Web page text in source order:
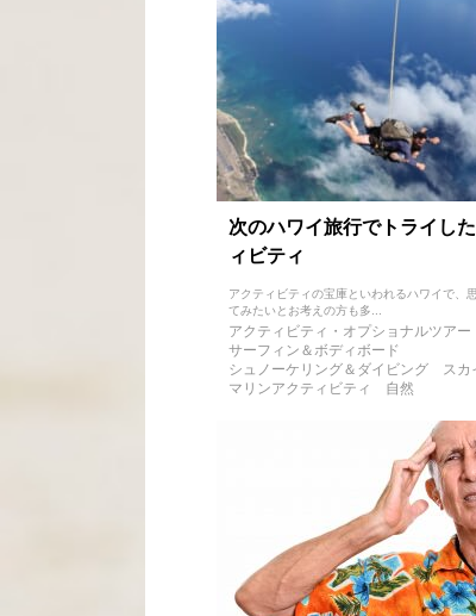
次のハワイ旅行でトライし
ィビティ
アクティビティの宝庫といわれるハワイで、
てみたいとお考えの方も多...
アクティビティ・オプショナルツアー
サーフィン＆ボディボード
シュノーケリング＆ダイビング
スカ
マリンアクティビティ
自然